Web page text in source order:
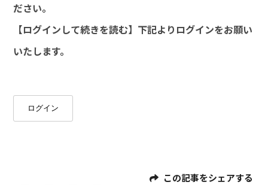
ださい。
【ログインして続きを読む】下記よりログインをお願い
いたします。
ログイン
この記事をシェアする